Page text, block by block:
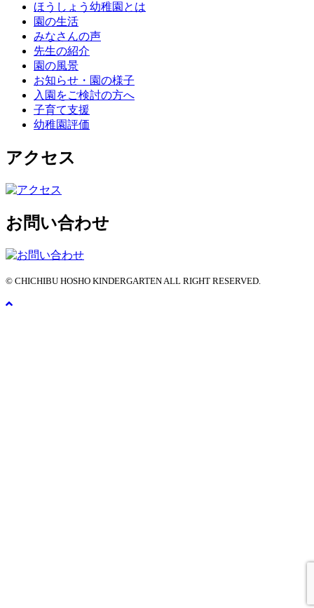
ほうしょう幼稚園とは
園の生活
みなさんの声
先生の紹介
園の風景
お知らせ・園の様子
入園をご検討の方へ
子育て支援
幼稚園評価
アクセス
お問い合わせ
© CHICHIBU HOSHO KINDERGARTEN ALL RIGHT RESERVED.